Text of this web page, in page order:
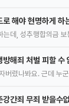
해야 현명하게 하
는데, 성추행합의금
해죄 처벌 피할 수
버렸나봐요. 근데 누
간죄 무죄 받을수